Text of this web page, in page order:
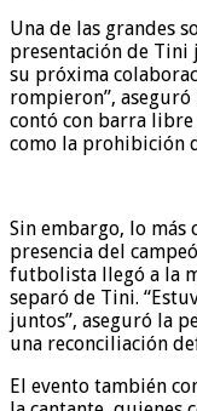
Una de las grandes
presentación de
su próxima
rompieron”,
contó con barra
como la prohibición
Sin embargo, lo más
presencia del
futbolista llegó a la
separó de Tini.
juntos”, aseguró la
una reconciliación
El evento también